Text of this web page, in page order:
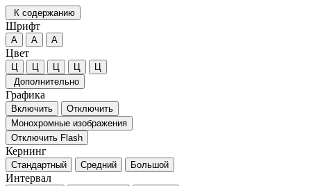
К содержанию
Шрифт
А А А
Цвет
Ц Ц Ц Ц
Ц
Дополнительно
Графика
Включить
Отключить
Монохромные изображения
Отключить Flash
Кернинг
Стандартный Средний Большой
Интервал